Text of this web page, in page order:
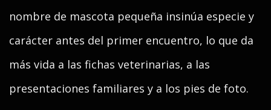
nombre de mascota pequeña insinúa especie y
carácter antes del primer encuentro, lo que da
más vida a las fichas veterinarias, a las
presentaciones familiares y a los pies de foto.